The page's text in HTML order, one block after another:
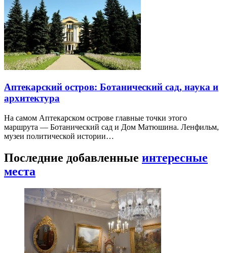
Аптекарский остров: Ботанический сад, наука и
архитектура
На самом Аптекарском острове главные точки этого
маршрута — Ботанический сад и Дом Матюшина. Ленфильм,
музеи политической истории…
Последние добавленные интересные
места